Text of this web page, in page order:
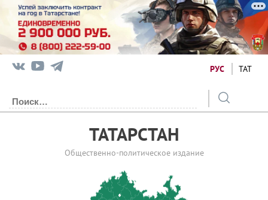
РУС ТАТ
ТАТАРСТАН
Общественно-политическое издание